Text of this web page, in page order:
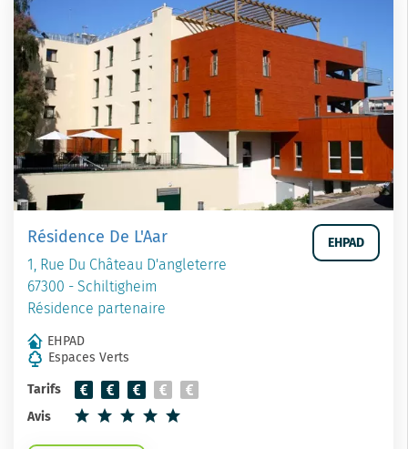
Résidence De L'Aar
1, Rue Du Château D'angleterre
67300 - Schiltigheim
Résidence partenaire
EHPAD
EHPAD
Espaces Verts
Tarifs
Avis